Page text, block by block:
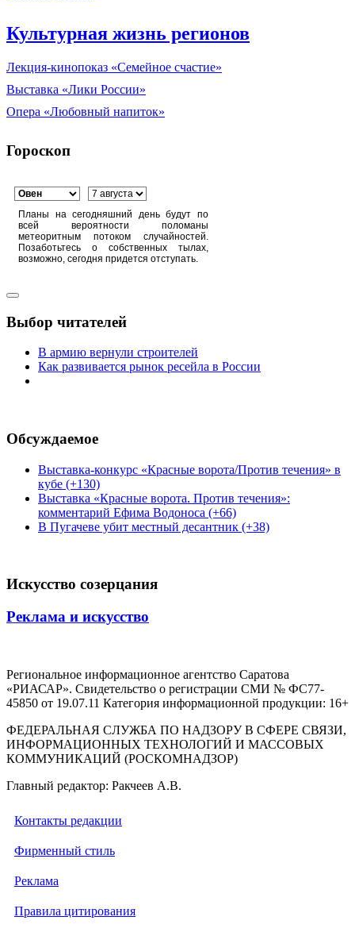
Культурная жизнь регионов
Лекция-кинопоказ «Семейное счастие»
Выставка «Лики России»
Опера «Любовный напиток»
Гороскоп
Планы на сегодняшний день будут по
всей вероятности поломаны
метеоритным потоком случайностей.
Позаботьтесь о собственных тылах,
возможно, сегодня придется отступать.
Выбор читателей
В армию вернули строителей
Как развивается рынок ресейла в России
Обсуждаемое
Выставка-конкурс «Красные ворота/Против течения» в
кубе (+130)
Выставка «Красные ворота. Против течения»:
комментарий Ефима Водоноса (+66)
В Пугачеве убит местный десантник (+38)
Искусство созерцания
Реклама и искусство
Региональное информационное агентство Саратова
«РИАСАР». Свидетельство о регистрации СМИ № ФС77-
45850 от 19.07.11 Категория информационной продукции: 16+
ФЕДЕРАЛЬНАЯ СЛУЖБА ПО НАДЗОРУ В СФЕРЕ СВЯЗИ,
ИНФОРМАЦИОННЫХ ТЕХНОЛОГИЙ И МАССОВЫХ
КОММУНИКАЦИЙ (РОСКОМНАДЗОР)
Главный редактор: Ракчеев А.В.
Контакты редакции
Фирменный стиль
Реклама
Правила цитирования